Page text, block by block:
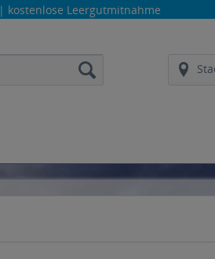
| kostenlose Leergutmitnahme